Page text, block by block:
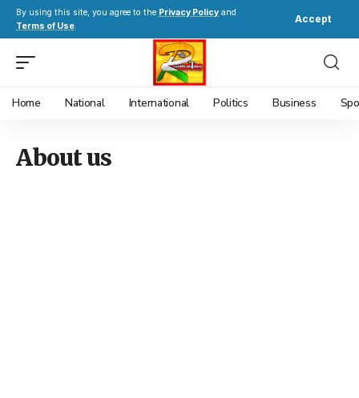
By using this site, you agree to the Privacy Policy and
Terms of Use.
Accept
Home National International Politics Business
About us